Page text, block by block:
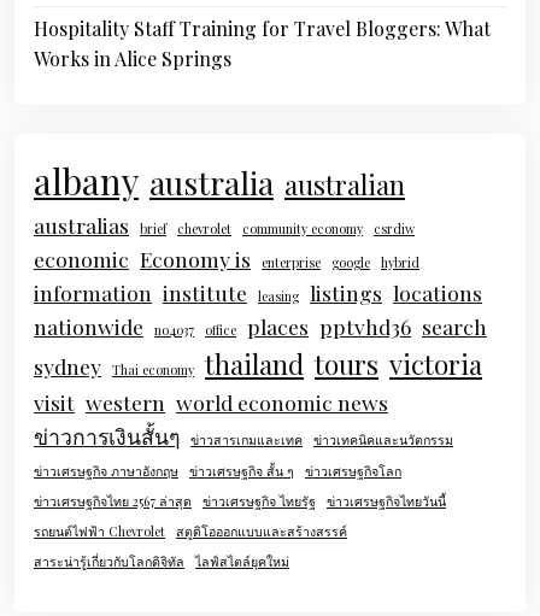
Hospitality Staff Training for Travel Bloggers: What
Works in Alice Springs
albany australia australian
australias brief chevrolet community economy csrdiw
economic Economy is enterprise google hybrid
information institute leasing listings locations
nationwide
no4037 office places pptvhd36 search
sydney Thai economy thailand tours victoria
visit western world economic news
ข่าวการเงินสั้นๆ ข่าวสารเกมและเทค ข่าวเทคนิคและนวัตกรรม
ข่าวเศรษฐกิจ ภาษาอังกฤษ ข่าวเศรษฐกิจ สั้น ๆ
ข่าวเศรษฐกิจโลก
ข่าวเศรษฐกิจไทย 2567 ล่าสุด
ข่าวเศรษฐกิจ ไทยรัฐ ข่าวเศรษฐกิจไทยวันนี้
รถยนต์ไฟฟ้า Chevrolet สตูดิโอออกแบบและสร้างสรรค์
สาระน่ารู้เกี่ยวกับโลกดิจิทัล
ไลฟ์สไตล์ยุคใหม่